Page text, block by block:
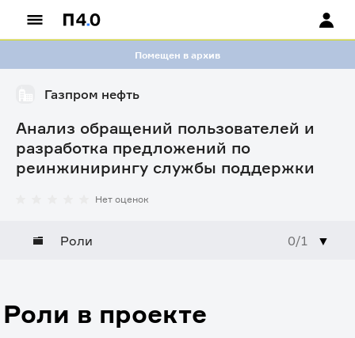
Помещен в архив
Газпром нефть
Анализ обращений пользователей и
разработка предложений по
реинжинирингу службы поддержки
Нет оценок
Роли 0/1 ▼
Роли в проекте